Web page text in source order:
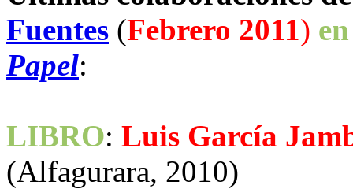
Fuentes (Febrero 2011)
Papel:
LIBRO: Luis García
(Alfagurara, 2010)